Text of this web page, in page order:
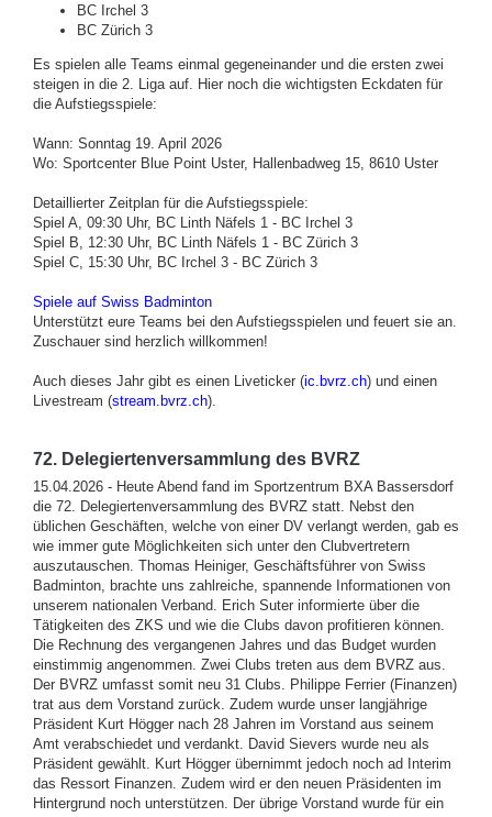
BC Irchel 3
BC Zürich 3
Es spielen alle Teams einmal gegeneinander und die ersten zwei
steigen in die 2. Liga auf. Hier noch die wichtigsten Eckdaten für
die Aufstiegsspiele:
Wann: Sonntag 19. April 2026
Wo: Sportcenter Blue Point Uster, Hallenbadweg 15, 8610 Uster
Detaillierter Zeitplan für die Aufstiegsspiele:
Spiel A, 09:30 Uhr, BC Linth Näfels 1 - BC Irchel 3
Spiel B, 12:30 Uhr, BC Linth Näfels 1 - BC Zürich 3
Spiel C, 15:30 Uhr, BC Irchel 3 - BC Zürich 3
Spiele auf Swiss Badminton
Unterstützt eure Teams bei den Aufstiegsspielen und feuert sie an.
Zuschauer sind herzlich willkommen!
Auch dieses Jahr gibt es einen Liveticker (ic.bvrz.ch) und einen
Livestream (stream.bvrz.ch).
72. Delegiertenversammlung des BVRZ
15.04.2026 - Heute Abend fand im Sportzentrum BXA Bassersdorf
die 72. Delegiertenversammlung des BVRZ statt. Nebst den
üblichen Geschäften, welche von einer DV verlangt werden, gab es
wie immer gute Möglichkeiten sich unter den Clubvertretern
auszutauschen. Thomas Heiniger, Geschäftsführer von Swiss
Badminton, brachte uns zahlreiche, spannende Informationen von
unserem nationalen Verband. Erich Suter informierte über die
Tätigkeiten des ZKS und wie die Clubs davon profitieren können.
Die Rechnung des vergangenen Jahres und das Budget wurden
einstimmig angenommen. Zwei Clubs treten aus dem BVRZ aus.
Der BVRZ umfasst somit neu 31 Clubs. Philippe Ferrier (Finanzen)
trat aus dem Vorstand zurück. Zudem wurde unser langjährige
Präsident Kurt Högger nach 28 Jahren im Vorstand aus seinem
Amt verabschiedet und verdankt. David Sievers wurde neu als
Präsident gewählt. Kurt Högger übernimmt jedoch noch ad Interim
das Ressort Finanzen. Zudem wird er den neuen Präsidenten im
Hintergrund noch unterstützen. Der übrige Vorstand wurde für ein